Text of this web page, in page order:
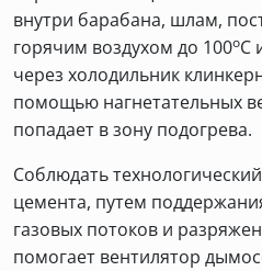
внутри барабана, шлам,
горячим воздухом до 100оС
через холодильник
помощью нагнетательных
попадает в зону подогрева.
Соблюдать
цемента, путем
газовых потоков и
помогает вентилятор